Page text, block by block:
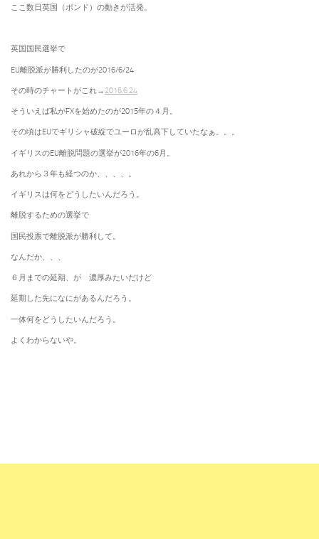
ここ数日英国（ポンド）の動きが活発。
英国国民選挙で
EU離脱派が勝利したのが2016/6/24
その時のチャートがこれ→ 2016.6.24
そういえば私がFXを始めたのが2015年の４月。
その頃はEUでギリシャ破綻でユーロが乱高下していたなぁ。。。
イギリスのEU離脱問題の選挙が2016年の6月。
あれから３年も経つのか、、、、。
イギリスは何をどうしたいんだろう。
離脱するための選挙で
国民投票で離脱派が勝利して。
なんだか、、、
６月までの延期、が 濃厚みたいだけど
延期した先になにがあるんだろう。
一体何をどうしたいんだろう。
よくわからないや。